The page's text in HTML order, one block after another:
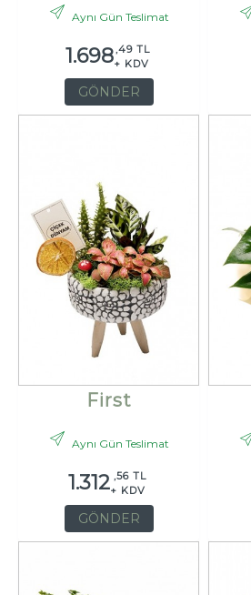
Aynı Gün Teslimat
1.698 ,49 TL
+ KDV
GÖNDER
First
Aynı Gün Teslimat
1.312 ,56 TL
+ KDV
GÖNDER